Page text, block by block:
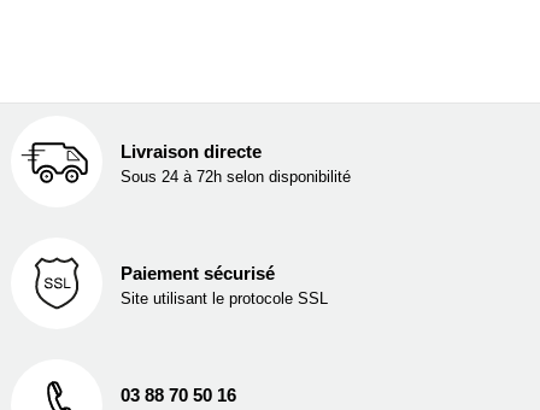
Livraison directe
Sous 24 à 72h selon disponibilité
Paiement sécurisé
Site utilisant le protocole SSL
03 88 70 50 16